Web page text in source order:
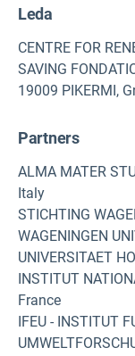
Leda
CENTRE FOR
SAVING
19009 PIKERMI,
Partners
ALMA MATER
Italy
STICHTING
WAGENINGEN
UNIVERSITAET
INSTITUT
France
IFEU - INSTITUT